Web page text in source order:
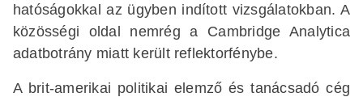
hatóságokkal az ügyben indított vizsgálatokban. A
közösségi oldal nemrég a Cambridge Analytica
adatbotrány miatt került reflektorfénybe.
A brit-amerikai politikai elemző és tanácsadó cég